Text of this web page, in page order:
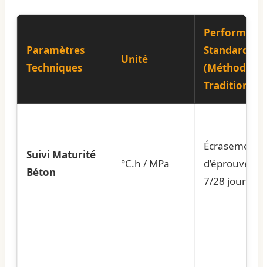
Paramètres
Techniques
Unité
Standard
(Méthode
Suivi Maturité
Béton
°C.h / MPa
Écrasement
7/28 jours